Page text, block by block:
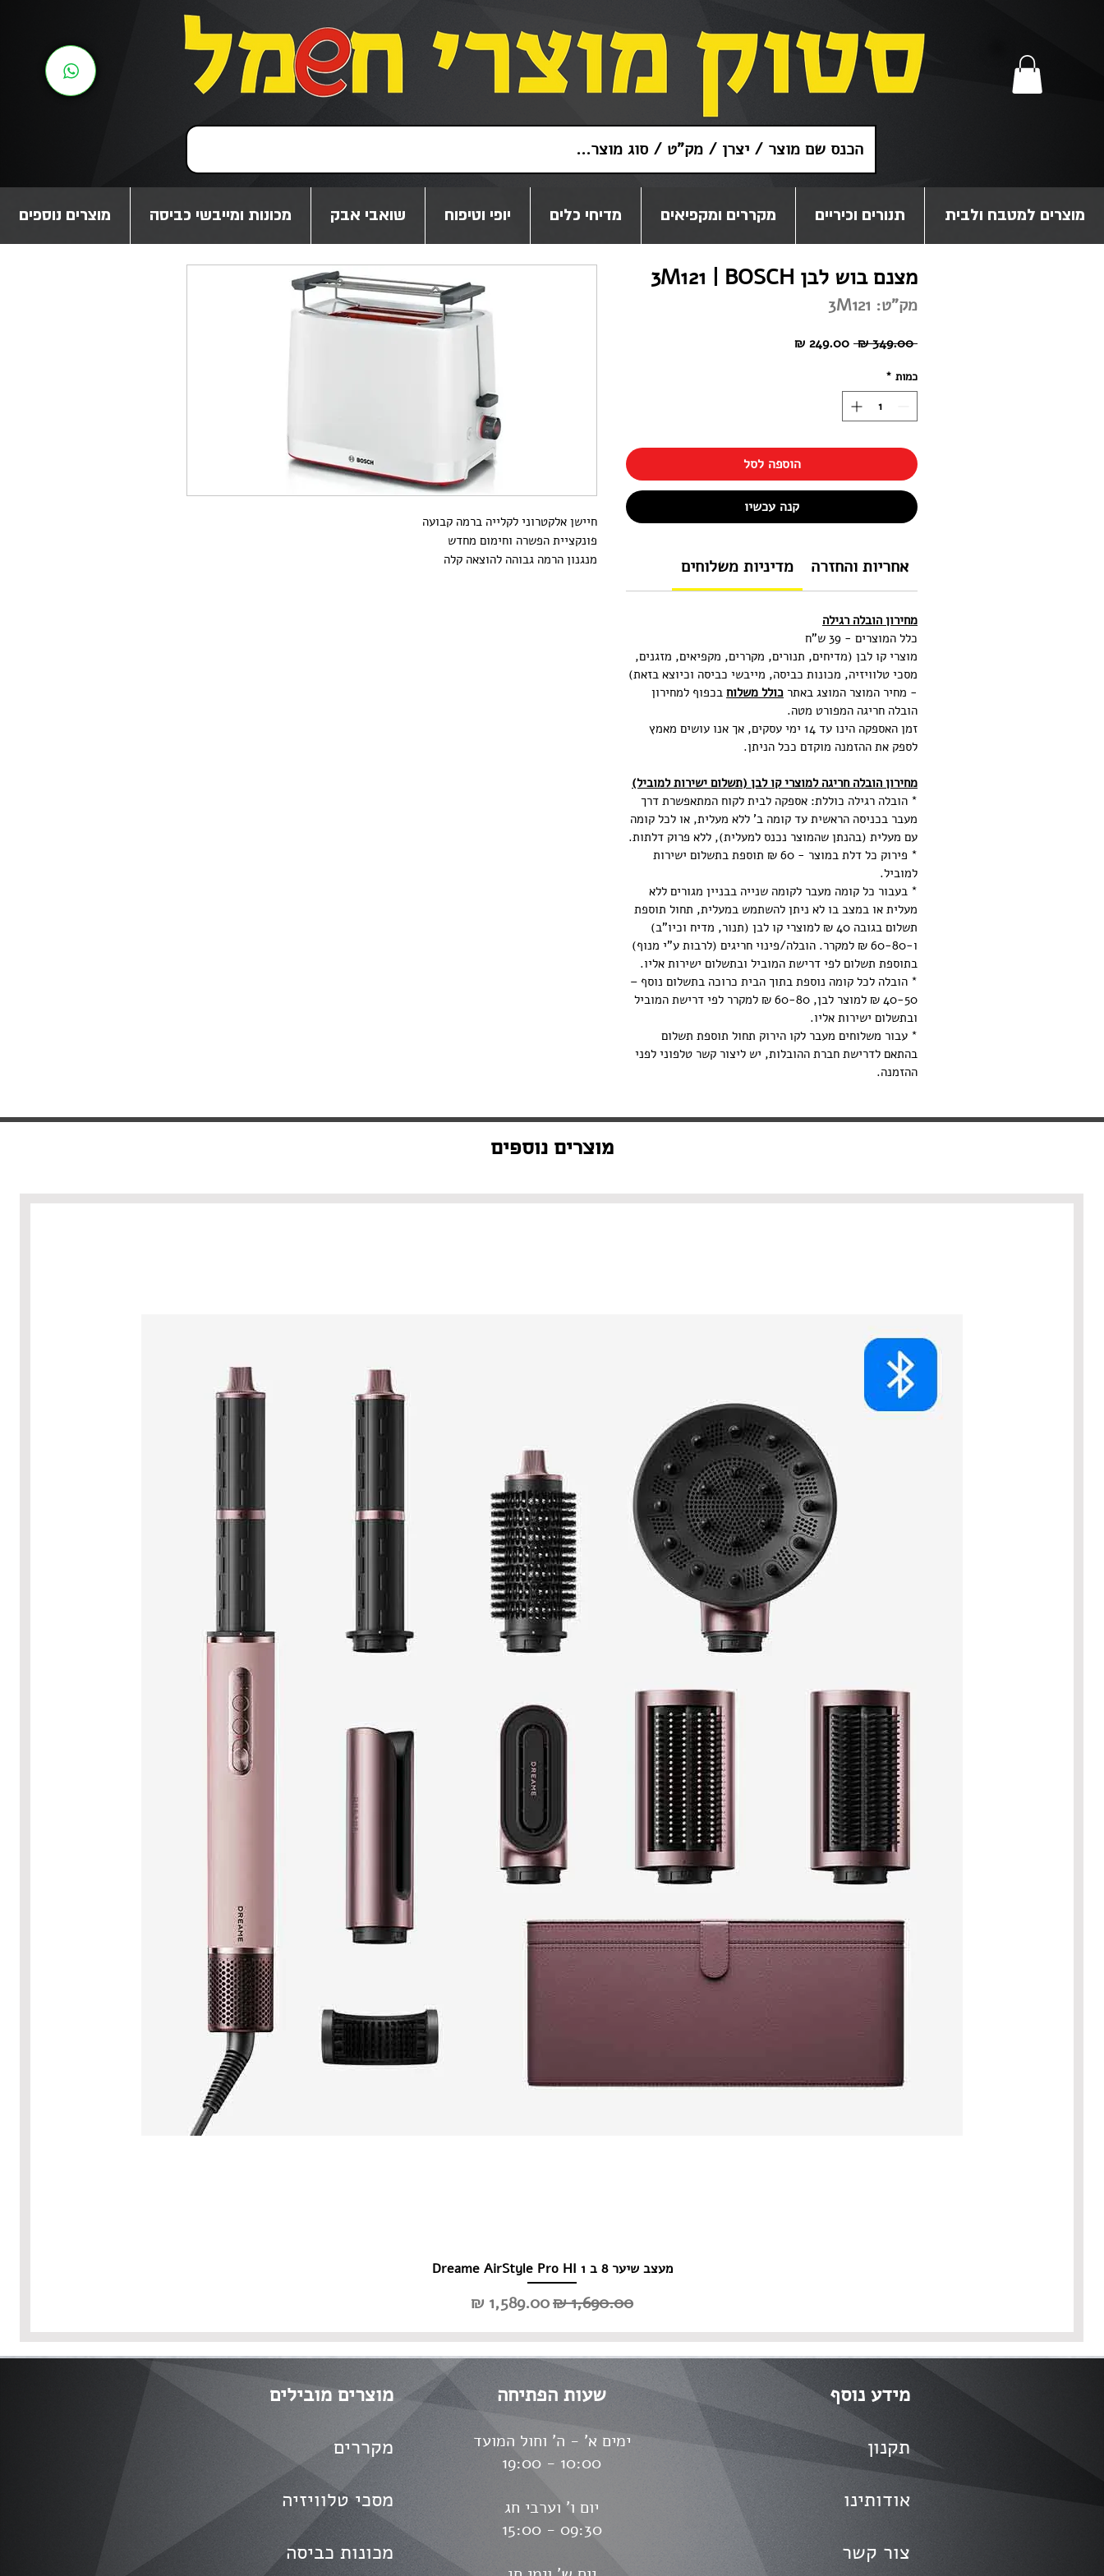
מוצרים למטבח ולבית תנורים וכיריים מקררים ומקפיאים מדיחי כלים יופי וטיפוח שואבי אבק מכונות ומייבשי כביסה מוצרים נוספים
מצנם בוש לבן 3M121 | BOSCH
מק"ט: 3M121
‏349.00 ‏₪
מחיר
מחיר
כמות *
הוספה לסל
קנה עכשיו
מדיניות משלוחים אחריות והחזרה
מחירון הובלה רגילה
כלל המוצרים - 39 ש"ח
מוצרי קו לבן (מדיחים, תנורים, מקררים, מקפיאים, מזגנים,
מסכי טלוויזיה, מכונות כביסה, מייבשי כביסה וכיוצא בזאת)
- מחיר המוצר המוצג באתר כולל משלוח בכפוף למחירון
הובלה חריגה המפורט מטה.
זמן האספקה הינו עד 14 ימי עסקים, אך אנו עושים מאמץ
לספק את ההזמנה מוקדם ככל הניתן.
מחירון הובלה חריגה למוצרי קו לבן (תשלום ישירות למוביל)
* הובלה רגילה כוללת: אספקה לבית לקוח המתאפשרת דרך
מעבר בכניסה הראשית עד קומה ב' ללא מעלית, או לכל קומה
עם מעלית (בהנתן שהמוצר נכנס למעלית), ללא פרוק דלתות.
* פירוק כל דלת במוצר - 60 ₪ תוספת בתשלום ישירות
למוביל.
* בעבור כל קומה מעבר לקומה שנייה בבניין מגורים ללא
מעלית או במצב בו לא ניתן להשתמש במעלית, תחול תוספת
תשלום בגובה 40 ₪ למוצרי קו לבן (תנור, מדיח וכיו"ב)
ו-60-80 ₪ למקרר. הובלה/פינוי חריגים (לרבות ע"י מנוף)
בתוספת תשלום לפי דרישת המוביל ובתשלום ישירות אליו.
* הובלה לכל קומה נוספת בתוך הבית כרוכה בתשלום נוסף –
40-50 ₪ למוצר לבן, 60-80 ₪ למקרר לפי דרישת המוביל
ובתשלום ישירות אליו.
* עבור משלוחים מעבר לקו הירוק תחול תוספת תשלום
בהתאם לדרישת חברת ההובלות, יש ליצור קשר טלפוני לפני
ההזמנה.
מוצרים נוספים
מעצב שיער 8 ב 1 Dreame AirStyle Pro HI
מחיר רגיל מחיר מבצע
מוצרים מובילים
מקררים
מסכי טלוויזיה
מכונות כביסה
שעות הפתיחה
ימים א' - ה' וחול המועד
10:00 - 19:00
יום ו' וערבי חג
09:30 - 15:00
מידע נוסף
תקנון
אודותינו
צור קשר